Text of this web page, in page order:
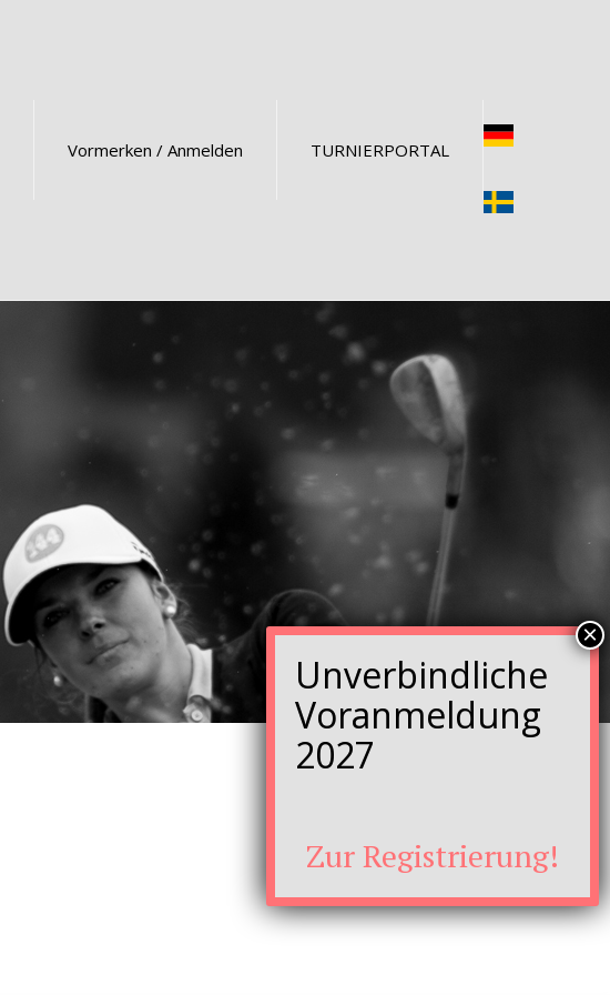
Vormerken / Anmelden TURNIERPORTAL
Zur Registrierung!